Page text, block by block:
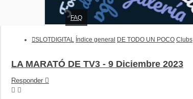
FAQ
SLOTDIGITAL Índice general DE TODO UN POCO Clubs
LA MARATÓ DE TV3 - 9 Diciembre 2023
Responder